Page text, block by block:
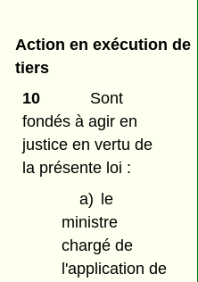
Action en exécution de
tiers
10
Sont
fondés à agir en
justice en vertu de
la présente loi :
a)
le
ministre
chargé de
l'application de